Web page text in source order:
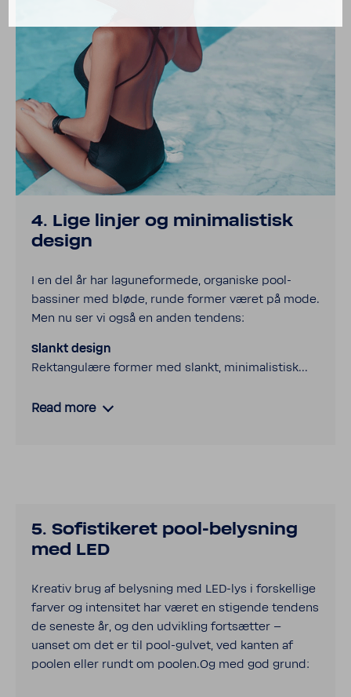
4. Lige linjer og mini­ma­li­stisk
design
I en del år har lagune­formede, organ­iske pool-​
bassiner med bløde, runde former været på mode.
Men nu ser vi også en anden tendens:
Slankt design
Rektangulære former med slankt, mini­mal­is­tisk...
Read more
5. Sofi­sti­keret pool-​belysning
med LED
Kreativ brug af belysning med LED-​lys i forskel­lige
farver og inten­sitet har været en stigende tendens
de seneste år, og den udvikling fortsætter –
uanset om det er til pool-​gulvet, ved kanten af
poolen eller rundt om poolen.Og med god grund: